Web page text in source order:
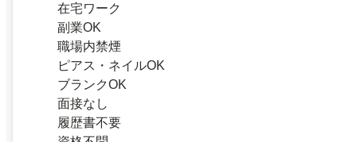
在宅ワーク
副業OK
職場内禁煙
ピアス・ネイルOK
ブランクOK
面接なし
履歴書不要